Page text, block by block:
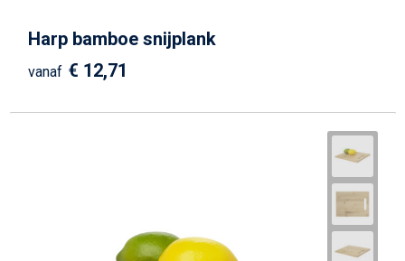
Harp bamboe snijplank
vanaf € 12,71